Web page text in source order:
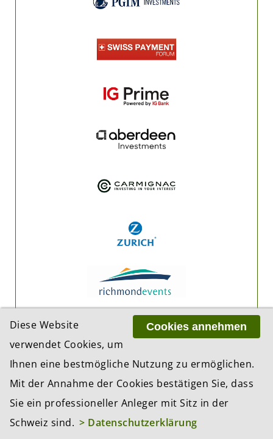
Cookies annehmen
Diese Website
verwendet Cookies, um
Ihnen eine bestmögliche Nutzung zu ermöglichen.
Mit der Annahme der Cookies bestätigen Sie, dass
Sie ein professioneller Anleger mit Sitz in der
Schweiz sind. > Datenschutzerklärung